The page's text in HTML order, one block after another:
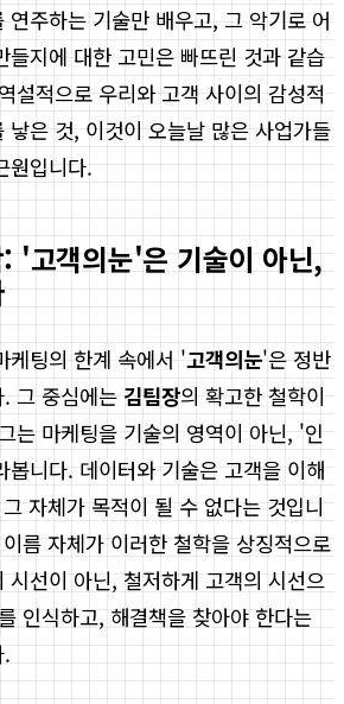
연주하는 기술만 배우고, 그 악기로 어
들지에 대한 고민은 빠뜨린 것과 같습
설적으로 우리와 고객 사이의 감성적
낳은 것, 이것이 오늘날 많은 사업가들
원입니다.
'고객의눈'은 기술이 아닌,
케팅의 한계 속에서 '고객의눈'은 정반
그 중심에는 김팀장의 확고한 철학이
는 마케팅을 기술의 영역이 아닌, '인
봅니다. 데이터와 기술은 고객을 이해
자체가 목적이 될 수 없다는 것입니
름 자체가 이러한 철학을 상징적으로
시선이 아닌, 철저하게 고객의 시선으
인식하고, 해결책을 찾아야 한다는
.